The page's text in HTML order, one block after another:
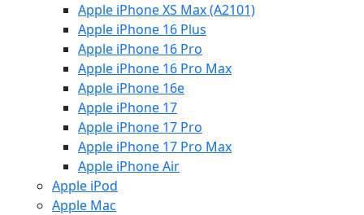
Apple iPhone XS Max (A2101)
Apple iPhone 16 Plus
Apple iPhone 16 Pro
Apple iPhone 16 Pro Max
Apple iPhone 16e
Apple iPhone 17
Apple iPhone 17 Pro
Apple iPhone 17 Pro Max
Apple iPhone Air
Apple iPod
Apple Mac